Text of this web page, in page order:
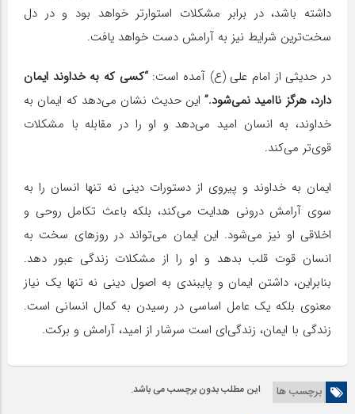
داشته باشد، در برابر مشکلات استوارتر خواهد بود و در دل
سخت‌ترین شرایط نیز به آرامش دست خواهد یافت.
در حدیثی از امام علی (ع) آمده است:“کسی که به خداوند ایمان
دارد، هرگز ناامید نمی‌شود.”این حدیث نشان می‌دهد که ایمان به
خداوند، به انسان امید می‌دهد و او را در مقابله با مشکلات
قوی‌تر می‌کند.
ایمان به خداوند و پیروی از دستورات دینی نه تنها انسان را به
سوی آرامش درونی هدایت می‌کند، بلکه باعث تکامل روحی و
اخلاقی او نیز می‌شود. این ایمان می‌تواند در روزهای سخت به
انسان قوت قلب بدهد و او را از مشکلات زندگی عبور دهد.
بنابراین، داشتن ایمان و پایبندی به اصول دینی نه تنها یک نیاز
معنوی بلکه یک عامل اساسی در رسیدن به کمال انسانی است.
زندگی با ایمان، زندگی‌ای است سرشار از امید، آرامش و برکت.
برچسب ها این مطلب بدون برچسب می باشد.